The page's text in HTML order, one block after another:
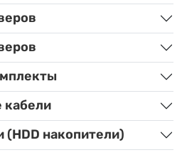
накопители)